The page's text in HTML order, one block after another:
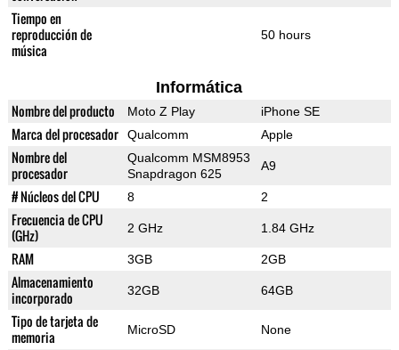
Tiempo en
reproducción de
música
50 hours
Informática
Nombre del producto Moto Z Play iPhone SE
Marca del procesador Qualcomm Apple
Nombre del
procesador
Qualcomm MSM8953
Snapdragon 625
A9
# Núcleos del CPU 8 2
Frecuencia de CPU
(GHz)
2 GHz 1.84 GHz
RAM 3GB 2GB
Almacenamiento
incorporado
32GB 64GB
Tipo de tarjeta de
memoria
MicroSD None